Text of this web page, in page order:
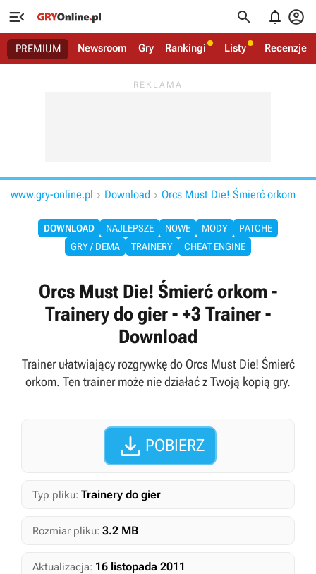
   
PREMIUM Newsroom Gry Rankingi Listy Recenzje
www.gry-online.pl  Download  Orcs Must Die! Śmierć orkom
DOWNLOAD NAJLEPSZE NOWE MODY
PATCHE
GRY / DEMA
TRAINERY CHEAT ENGINE
Orcs Must Die! Śmierć orkom -
Trainery do gier - +3 Trainer -
Download
Trainer ułatwiający rozgrywkę do Orcs Must Die! Śmierć
orkom. Ten trainer może nie działać z Twoją kopią gry.
 POBIERZ
Typ pliku: Trainery do gier
Rozmiar pliku: 3.2 MB
Aktualizacja: 16 listopada 2011